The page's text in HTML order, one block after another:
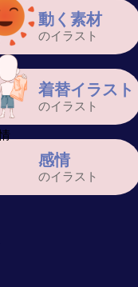
動く素材
のイラスト
着替イラスト
のイラスト
感情
のイラスト